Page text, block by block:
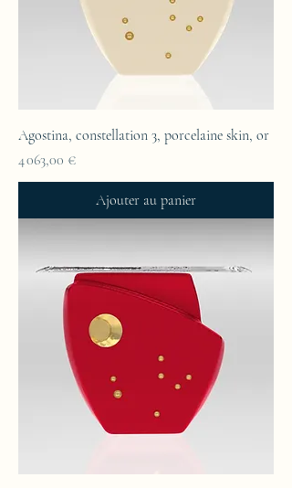
Agostina, constellation 3, porcelaine skin, or
Prix
4 063,00 €
Ajouter au panier